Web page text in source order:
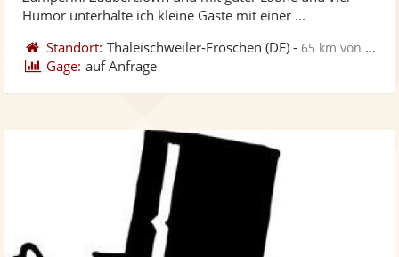
Humor unterhalte ich kleine Gäste mit einer ...
Standort: Thaleischweiler-Fröschen (DE) -65 km von Karlsruhe
Gage: auf Anfrage